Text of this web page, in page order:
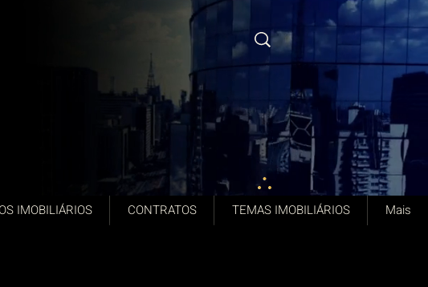
IMOBILIÁRIOS CONTRATOS TEMAS IMOBILIÁRIOS Mais